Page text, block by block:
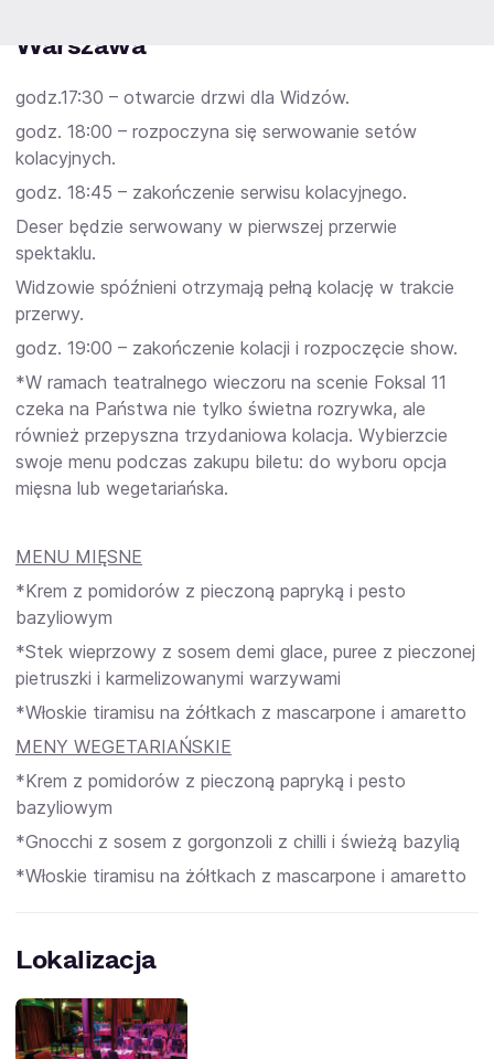
Warszawa
godz.17:30 – otwarcie drzwi dla Widzów.
godz. 18:00 – rozpoczyna się serwowanie setów
kolacyjnych.
godz. 18:45 – zakończenie serwisu kolacyjnego.
Deser będzie serwowany w pierwszej przerwie
spektaklu.
Widzowie spóźnieni otrzymają pełną kolację w trakcie
przerwy.
godz. 19:00 – zakończenie kolacji i rozpoczęcie show.
*W ramach teatralnego wieczoru na scenie Foksal 11
czeka na Państwa nie tylko świetna rozrywka, ale
również przepyszna trzydaniowa kolacja. Wybierzcie
swoje menu podczas zakupu biletu: do wyboru opcja
mięsna lub wegetariańska.
MENU MIĘSNE
*Krem z pomidorów z pieczoną papryką i pesto
bazyliowym
*Stek wieprzowy z sosem demi glace, puree z pieczonej
pietruszki i karmelizowanymi warzywami
*Włoskie tiramisu na żółtkach z mascarpone i amaretto
MENY WEGETARIAŃSKIE
*Krem z pomidorów z pieczoną papryką i pesto
bazyliowym
*Gnocchi z sosem z gorgonzoli z chilli i świeżą bazylią
*Włoskie tiramisu na żółtkach z mascarpone i amaretto
Lokalizacja